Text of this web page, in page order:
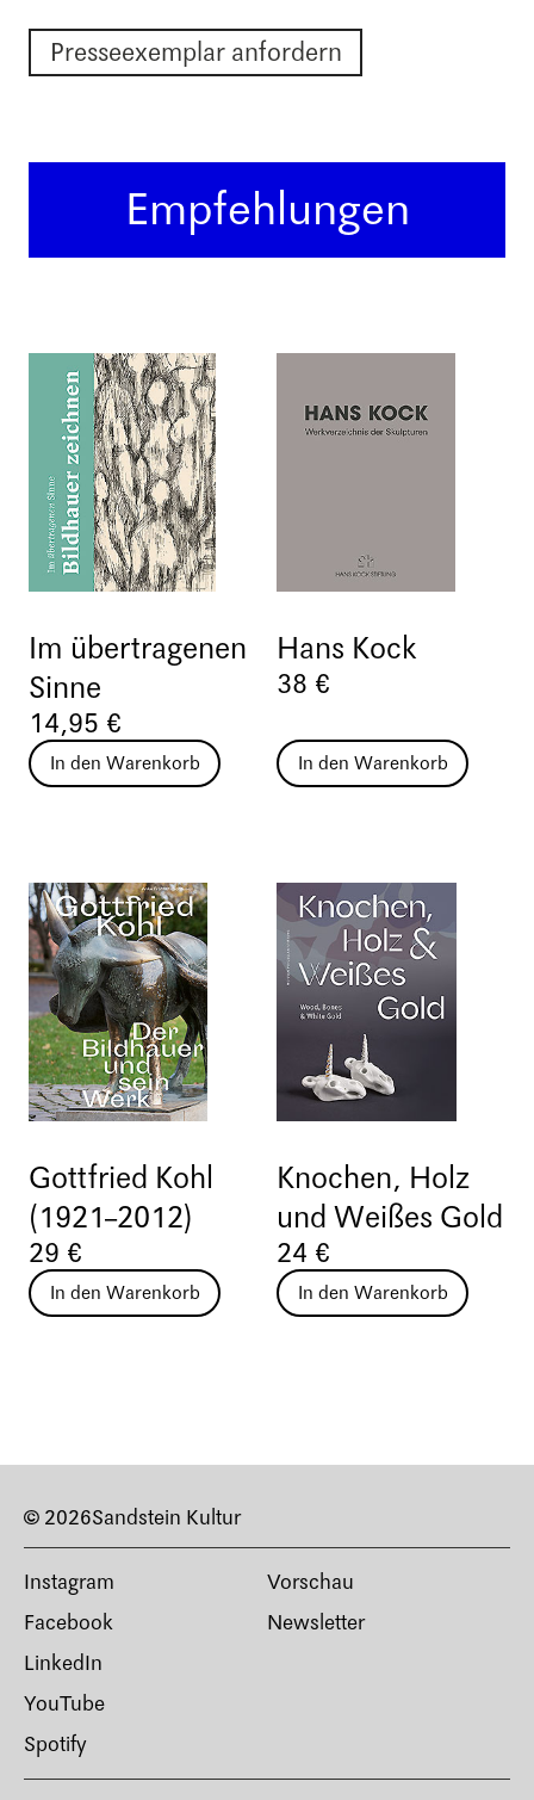
Presseexemplar anfordern
Empfehlungen
Im übertragenen
Sinne
14,95 €
In den Warenkorb
Hans Kock
38 €
In den Warenkorb
Gottfried Kohl
(1921–2012)
29 €
In den Warenkorb
Knochen, Holz
und Weißes Gold
24 €
In den Warenkorb
© 2026Sandstein Kultur
Instagram
Facebook
LinkedIn
YouTube
Spotify
Vorschau
Newsletter